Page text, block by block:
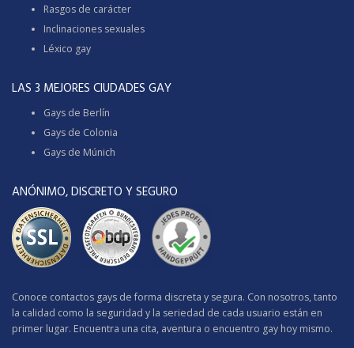
Rasgos de carácter
Inclinaciones sexuales
Léxico gay
LAS 3 MEJORES CIUDADES GAY
Gays de Berlín
Gays de Colonia
Gays de Múnich
ANÓNIMO, DISCRETO Y SEGURO
Conoce contactos gays de forma discreta y segura. Con nosotros, tanto
la calidad como la seguridad y la seriedad de cada usuario están en
primer lugar. Encuentra una cita, aventura o encuentro gay hoy mismo.